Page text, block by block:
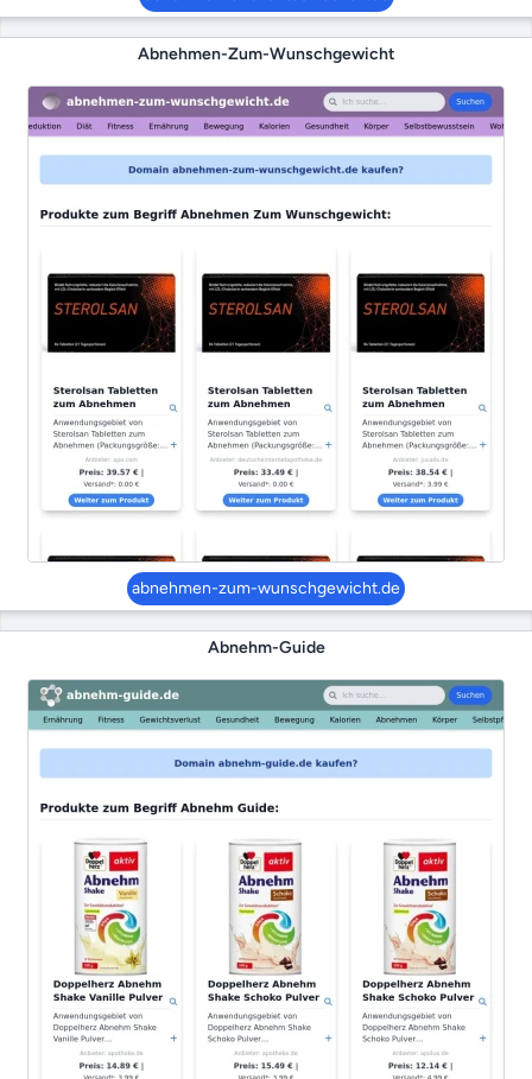
Abnehmen-Zum-Wunschgewicht
abnehmen-zum-wunschgewicht.de
Abnehm-Guide